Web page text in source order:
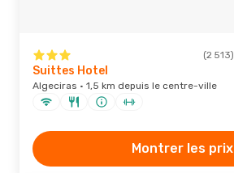
(2 513)
Suittes Hotel
Algeciras · 1,5 km depuis le centre-ville
Montrer les prix